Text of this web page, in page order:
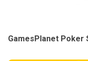
GamesPlanet Poker